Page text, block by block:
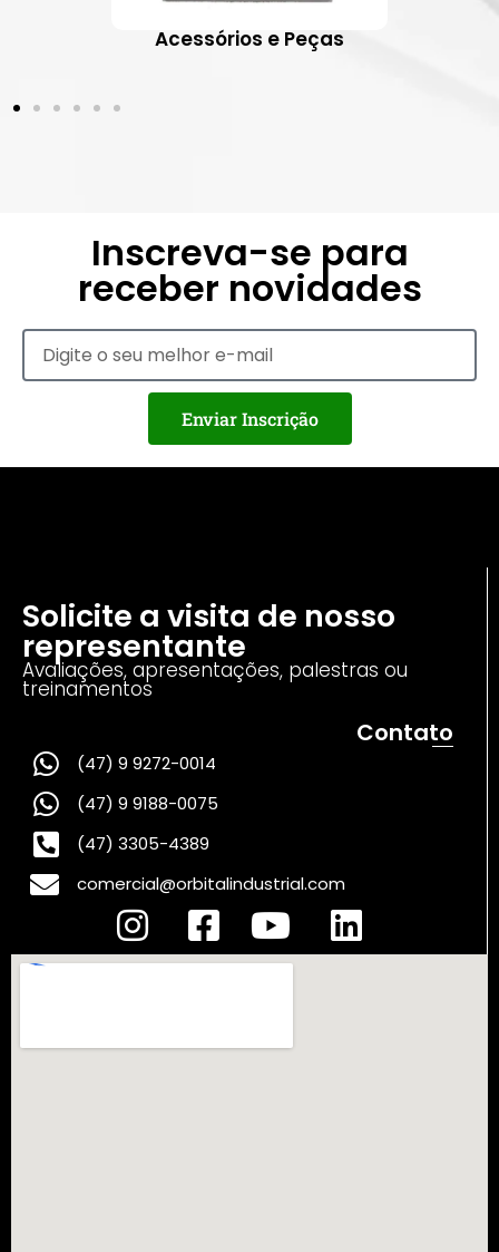
Acessórios e Peças
Inscreva-se para
receber novidades
Enviar Inscrição
Solicite a visita de nosso
representante
Avaliações, apresentações, palestras ou
treinamentos
Contato
(47) 9 9272-0014
(47) 9 9188-0075
(47) 3305-4389
comercial@orbitalindustrial.com